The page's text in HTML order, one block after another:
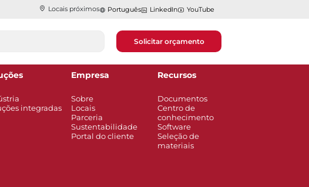
Locais próximos Português LinkedIn YouTube
Solicitar orçamento
integradas
Empresa
Sobre
Locais
Parceria
Sustentabilidade
Portal do cliente
Recursos
Documentos
Centro de
conhecimento
Software
Seleção de
materiais